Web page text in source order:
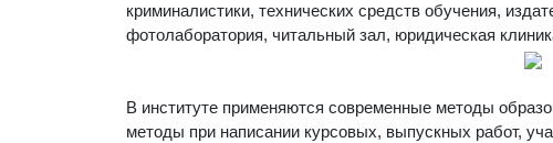
криминалистики, технических средств обучения,
фотолаборатория, читальный зал, юридическая
В институте применяются современные методы
методы при написании курсовых, выпускных работ,